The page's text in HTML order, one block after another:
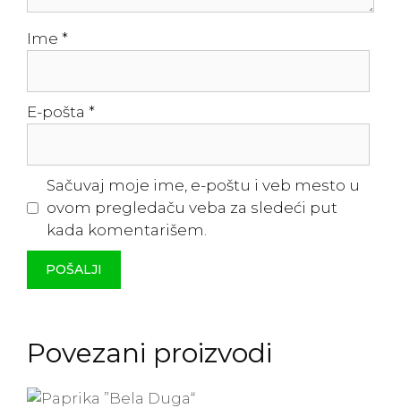
Ime *
E-pošta *
Sačuvaj moje ime, e-poštu i veb mesto u
ovom pregledaču veba za sledeći put
kada komentarišem.
Povezani proizvodi